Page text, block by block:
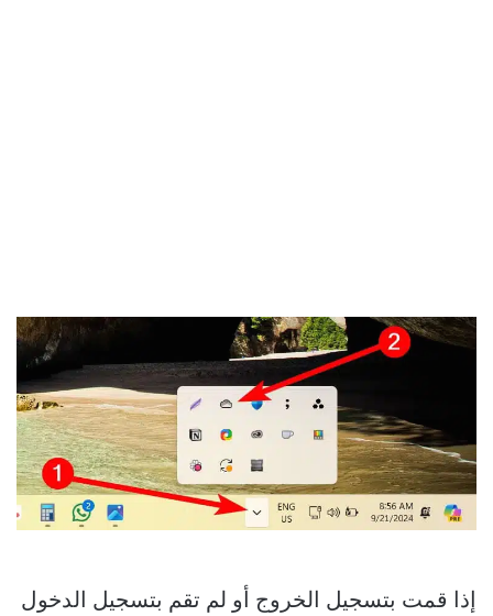
إذا قمت بتسجيل الخروج أو لم تقم بتسجيل الدخول